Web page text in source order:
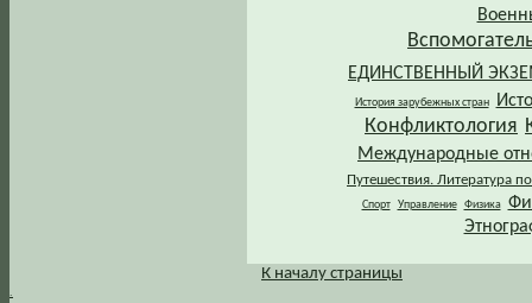
ЕДИНСТВЕННЫЙ
История зарубежных стран
Конфликтология
Международные
Путешествия. Литература
Спорт Управление Физика
.
К началу страницы